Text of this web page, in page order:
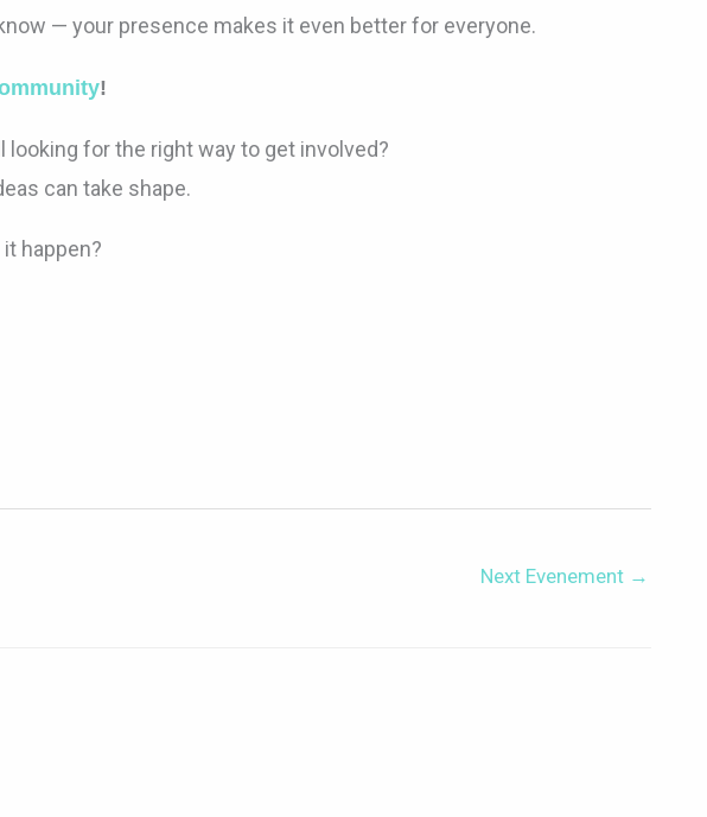
— your presence makes it even better for everyone.
!
looking for the right way to get involved?
can take shape.
happen?
Next Evenement →